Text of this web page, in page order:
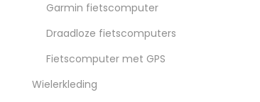
Garmin fietscomputer
Draadloze fietscomputers
Fietscomputer met GPS
Wielerkleding